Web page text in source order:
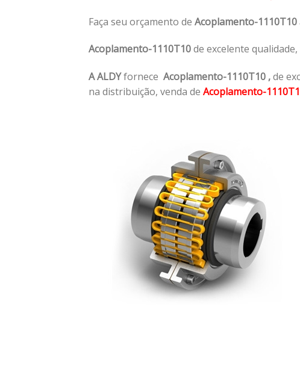
Faça seu orçamento de Acoplamento-1110T10
Acoplamento-1110T10de excelente
A ALDYfornece Acoplamento-1110T10 ,de
na distribuição, venda de Acoplamento-